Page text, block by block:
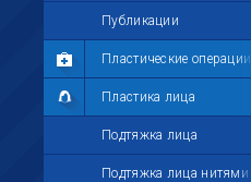
Публикации
Пластические операции
Пластика лица
Подтяжка лица
Подтяжка лица нитями
Мои настройки